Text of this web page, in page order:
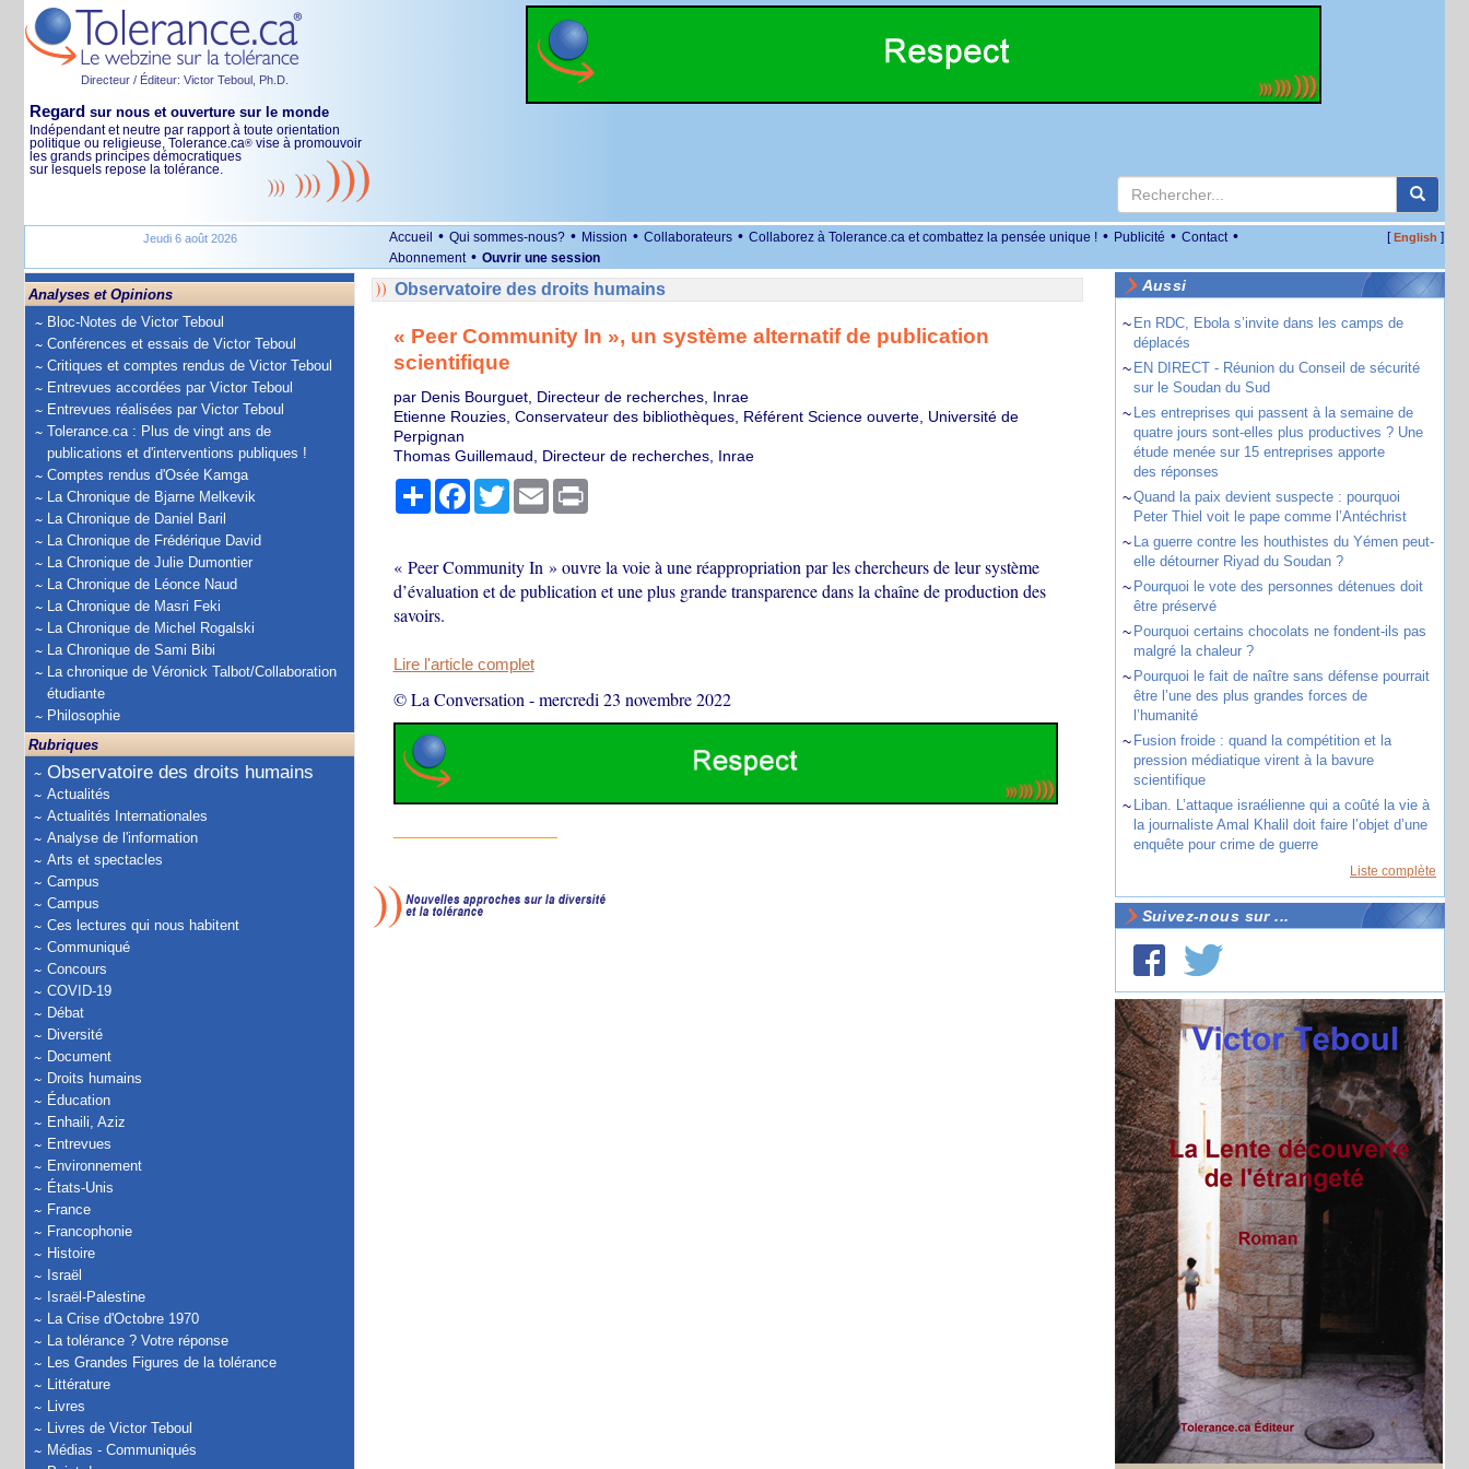
Directeur / Éditeur: Victor Teboul, Ph.D.
Regard sur nous et ouverture sur le monde
Indépendant et neutre par rapport à toute orientation
politique ou religieuse, Tolerance.ca® vise à promouvoir
les grands principes démocratiques
sur lesquels repose la tolérance.
Jeudi 6 août 2026 Accueil • Qui sommes-nous? • Mission • Collaborateurs • Collaborez à Tolerance.ca et combattez la pensée unique ! • Publicité • Contact •
Abonnement • Ouvrir une session
[English ]
Analyses et Opinions
Bloc-Notes de Victor Teboul
Conférences et essais de Victor Teboul
Critiques et comptes rendus de Victor Teboul
Entrevues accordées par Victor Teboul
Entrevues réalisées par Victor Teboul
Tolerance.ca : Plus de vingt ans de
publications et d'interventions publiques !
Comptes rendus d'Osée Kamga
La Chronique de Bjarne Melkevik
La Chronique de Daniel Baril
La Chronique de Frédérique David
La Chronique de Julie Dumontier
La Chronique de Léonce Naud
La Chronique de Masri Feki
La Chronique de Michel Rogalski
La Chronique de Sami Bibi
La chronique de Véronick Talbot/Collaboration
étudiante
Philosophie
Rubriques
Observatoire des droits humains
Actualités
Actualités Internationales
Analyse de l'information
Arts et spectacles
Campus
Campus
Ces lectures qui nous habitent
Communiqué
Concours
COVID-19
Débat
Diversité
Document
Droits humains
Éducation
Enhaili, Aziz
Entrevues
Environnement
États-Unis
France
Francophonie
Histoire
Israël
Israël-Palestine
La Crise d'Octobre 1970
La tolérance ? Votre réponse
Les Grandes Figures de la tolérance
Littérature
Livres
Livres de Victor Teboul
Médias - Communiqués
Observatoire des droits humains
« Peer Community In », un système alternatif de publication
scientifique
par Denis Bourguet, Directeur de recherches, Inrae
Etienne Rouzies, Conservateur des bibliothèques, Référent Science ouverte, Université de
Perpignan
Thomas Guillemaud, Directeur de recherches, Inrae
PartagerFacebook
TwitterEmail Print
« Peer Community In » ouvre la voie à une réappropriation par les chercheurs de leur système
d’évaluation et de publication et une plus grande transparence dans la chaîne de production des
savoirs.
Lire l'article complet
© La Conversation -mercredi 23 novembre 2022
Aussi
~ En RDC, Ebola s’invite dans les camps de
déplacés
~ EN DIRECT - Réunion du Conseil de sécurité
sur le Soudan du Sud
~ Les entreprises qui passent à la semaine de
quatre jours sont-elles plus productives ? Une
étude menée sur 15 entreprises apporte
des réponses
~Quand la paix devient suspecte : pourquoi
Peter Thiel voit le pape comme l’Antéchrist
~ La guerre contre les houthistes du Yémen peut-
elle détourner Riyad du Soudan ?
~ Pourquoi le vote des personnes détenues doit
être préservé
~ Pourquoi certains chocolats ne fondent-ils pas
malgré la chaleur ?
~ Pourquoi le fait de naître sans défense pourrait
être l’une des plus grandes forces de
l’humanité
~ Fusion froide : quand la compétition et la
pression médiatique virent à la bavure
scientifique
~ Liban. L’attaque israélienne qui a coûté la vie à
la journaliste Amal Khalil doit faire l’objet d’une
enquête pour crime de guerre
Liste complète
Suivez-nous sur ...